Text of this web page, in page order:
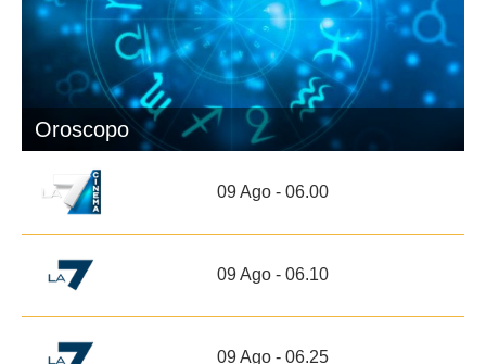
Oroscopo
09 Ago - 06.00
09 Ago - 06.10
09 Ago - 06.25